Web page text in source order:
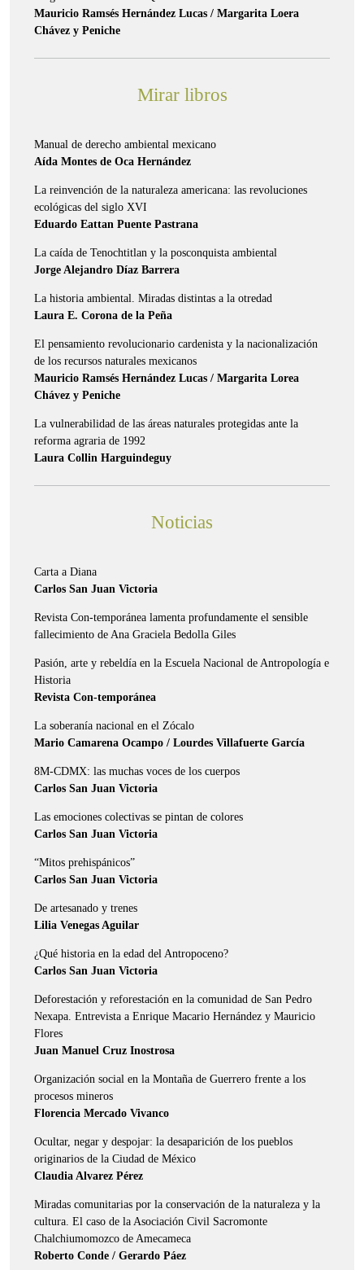
Mauricio Ramsés Hernández Lucas / Margarita Loera
Chávez y Peniche
Mirar libros
Manual de derecho ambiental mexicano
Aída Montes de Oca Hernández
La reinvención de la naturaleza americana: las revoluciones
ecológicas del siglo XVI
Eduardo Eattan Puente Pastrana
La caída de Tenochtitlan y la posconquista ambiental
Jorge Alejandro Díaz Barrera
La historia ambiental. Miradas distintas a la otredad
Laura E. Corona de la Peña
El pensamiento revolucionario cardenista y la nacionalización
de los recursos naturales mexicanos
Mauricio Ramsés Hernández Lucas / Margarita Lorea
Chávez y Peniche
La vulnerabilidad de las áreas naturales protegidas ante la
reforma agraria de 1992
Laura Collin Harguindeguy
Noticias
Carta a Diana
Carlos San Juan Victoria
Revista Con-temporánea lamenta profundamente el sensible
fallecimiento de Ana Graciela Bedolla Giles
Pasión, arte y rebeldía en la Escuela Nacional de Antropología e
Historia
Revista Con-temporánea
La soberanía nacional en el Zócalo
Mario Camarena Ocampo / Lourdes Villafuerte García
8M-CDMX: las muchas voces de los cuerpos
Carlos San Juan Victoria
Las emociones colectivas se pintan de colores
Carlos San Juan Victoria
“Mitos prehispánicos”
Carlos San Juan Victoria
De artesanado y trenes
Lilia Venegas Aguilar
¿Qué historia en la edad del Antropoceno?
Carlos San Juan Victoria
Deforestación y reforestación en la comunidad de San Pedro
Nexapa. Entrevista a Enrique Macario Hernández y Mauricio
Flores
Juan Manuel Cruz Inostrosa
Organización social en la Montaña de Guerrero frente a los
procesos mineros
Florencia Mercado Vivanco
Ocultar, negar y despojar: la desaparición de los pueblos
originarios de la Ciudad de México
Claudia Alvarez Pérez
Miradas comunitarias por la conservación de la naturaleza y la
cultura. El caso de la Asociación Civil Sacromonte
Chalchiumomozco de Amecameca
Roberto Conde / Gerardo Páez